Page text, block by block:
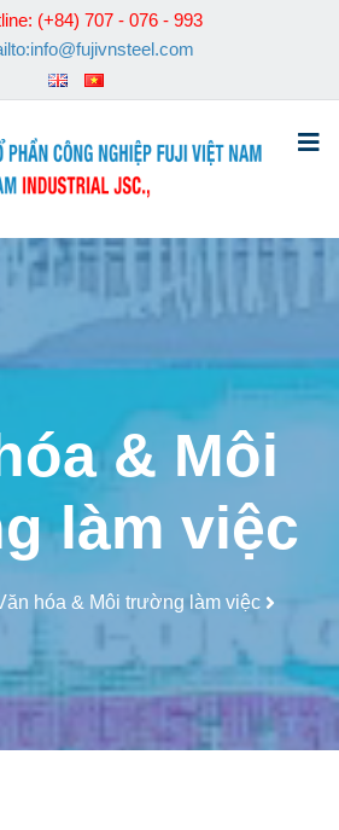
(+84) 707 - 076 - 993
& Môi
làm việc
hóa & Môi trường làm việc